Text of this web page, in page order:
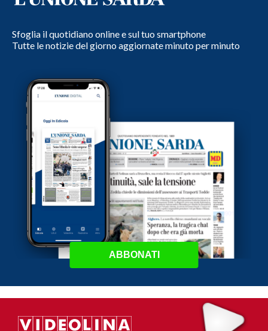
Sfoglia il quotidiano online e sul tuo smartphone
Tutte le notizie del giorno aggiornate minuto per minuto
ABBONATI